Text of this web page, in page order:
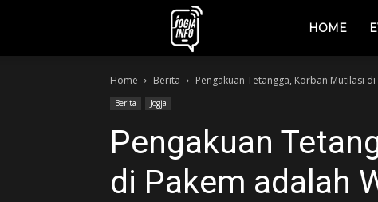
jogjainfo.idHOME
Home Berita Pengakuan Tetangga, Korban Mutilasi
Berita Jogja
Pengakuan
di Pakem adalah